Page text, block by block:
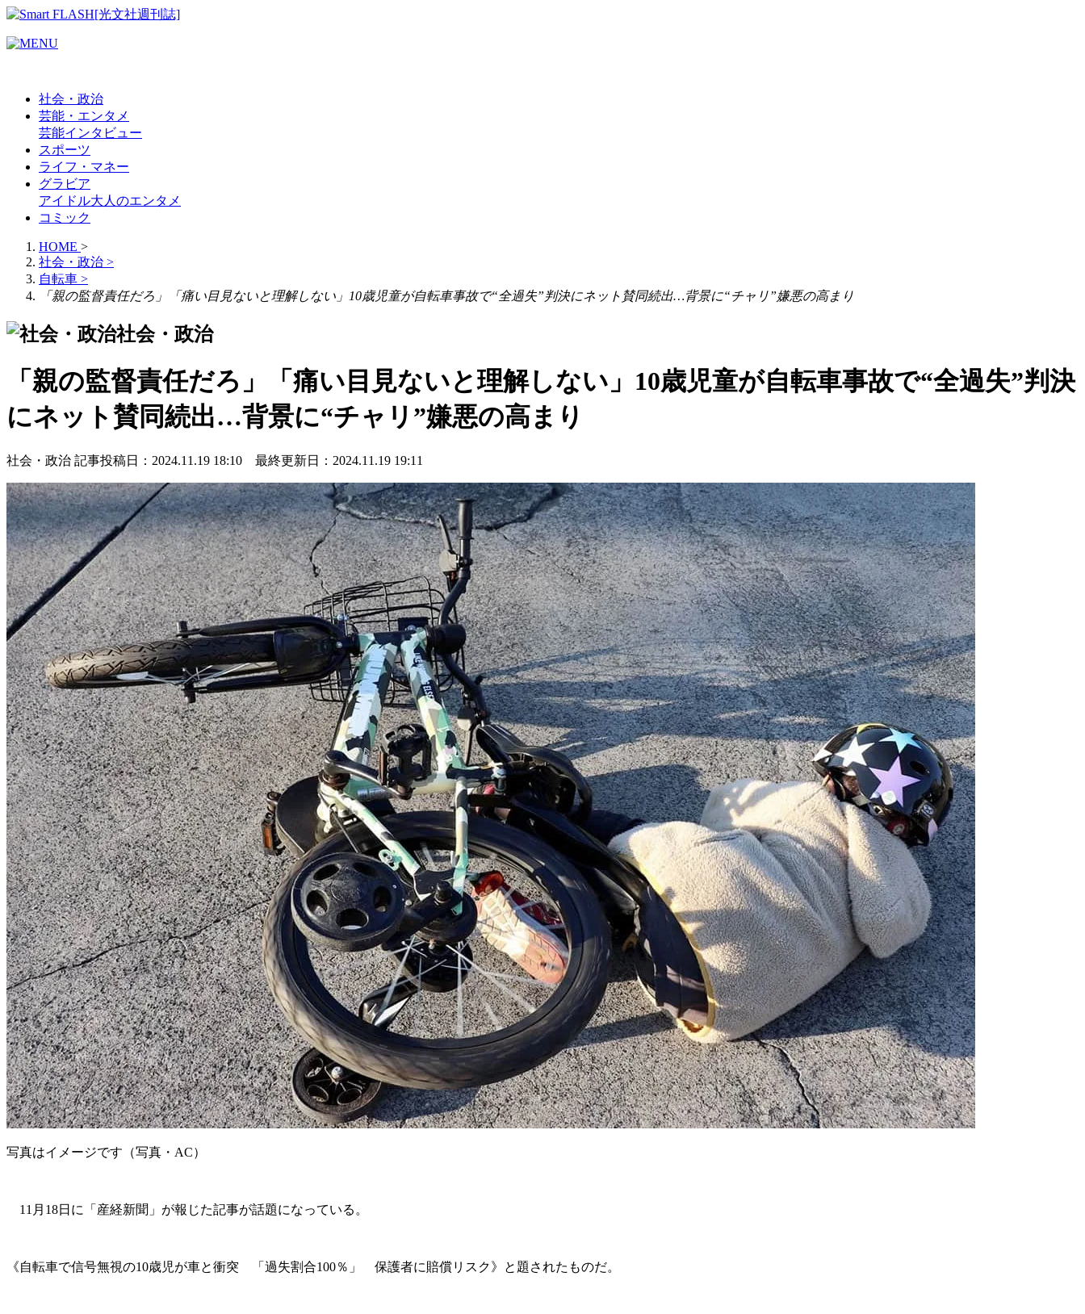
社会・政治
芸能・エンタメ
芸能インタビュー
スポーツ
ライフ・マネー
グラビア
アイドル大人のエンタメ
コミック
HOME >
社会・政治 >
自転車 >
「親の監督責任だろ」「痛い目見ないと理解しない」10歳児童が自転車事故で“全過失”判決にネット賛同続出…背景に“チャリ”嫌悪の高まり
社会・政治
「親の監督責任だろ」「痛い目見ないと理解しない」10歳児童が自転車事故で“全過失”判決
にネット賛同続出…背景に“チャリ”嫌悪の高まり
社会・政治 記事投稿日：2024.11.19 18:10 最終更新日：2024.11.19 19:11
写真はイメージです（写真・AC）
11月18日に「産経新聞」が報じた記事が話題になっている。
《自転車で信号無視の10歳児が車と衝突 「過失割合100％」 保護者に賠償リスク》と題されたものだ。